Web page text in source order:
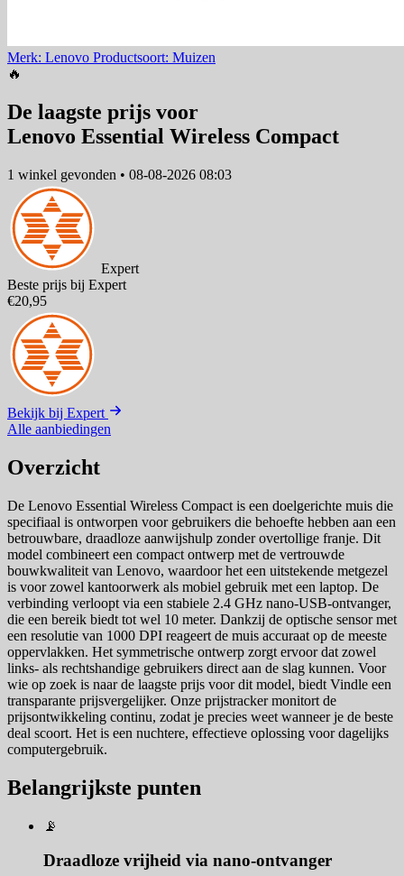
Merk: Lenovo Productsoort: Muizen
🔥
De laagste prijs voor
Lenovo Essential Wireless Compact
1 winkel gevonden • 08-08-2026 08:03
Expert
Beste prijs bij Expert
€20,95
Bekijk bij Expert
Alle aanbiedingen
Overzicht
De Lenovo Essential Wireless Compact is een doelgerichte muis die
specifiaal is ontworpen voor gebruikers die behoefte hebben aan een
betrouwbare, draadloze aanwijshulp zonder overtollige franje. Dit
model combineert een compact ontwerp met de vertrouwde
bouwkwaliteit van Lenovo, waardoor het een uitstekende metgezel
is voor zowel kantoorwerk als mobiel gebruik met een laptop. De
verbinding verloopt via een stabiele 2.4 GHz nano-USB-ontvanger,
die een bereik biedt tot wel 10 meter. Dankzij de optische sensor met
een resolutie van 1000 DPI reageert de muis accuraat op de meeste
oppervlakken. Het symmetrische ontwerp zorgt ervoor dat zowel
links- als rechtshandige gebruikers direct aan de slag kunnen. Voor
wie op zoek is naar de laagste prijs voor dit model, biedt Vindle een
transparante prijsvergelijker. Onze prijstracker monitort de
prijsontwikkeling continu, zodat je precies weet wanneer je de beste
deal scoort. Het is een nuchtere, effectieve oplossing voor dagelijks
computergebruik.
Belangrijkste punten
📡
Draadloze vrijheid via nano-ontvanger